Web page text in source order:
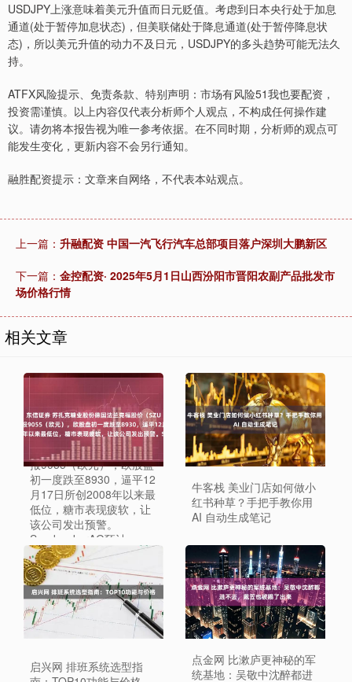
USDJPY上涨意味着美元升值而日元贬值。考虑到日本央行处于加息
通道(处于暂停加息状态)，但美联储处于降息通道(处于暂停降息状
态)，所以美元升值的动力不及日元，USDJPY的多头趋势可能无法久
持。
ATFX风险提示、免责条款、特别声明：市场有风险51我也要配资，
投资需谨慎。以上内容仅代表分析师个人观点，不构成任何操作建
议。请勿将本报告视为唯一参考依据。在不同时期，分析师的观点可
能发生变化，更新内容不会另行通知。
融胜配资提示：文章来自网络，不代表本站观点。
上一篇： 升融配资 中国一汽飞行汽车总部项目落户深圳大鹏新区
下一篇： 金控配资· 2025年5月1日山西汾阳市晋阳农副产品批发市
场价格行情
相关文章
东信证券 苏扎克糖业股份
德国法兰克福股价
（SZUGR）收涨022%，
报9055（欧元），欧股盘
初一度跌至8930，逼平12
月17日所创2008年以来最
低位，糖市表现疲软，让
该公司发出预警。
SuedzuckerAG预计
202627年度营收将略微下
滑，称市场上那些“高度挑
战性的”条件将顽固地
牛客栈 美业门店如何做小
红书种草？手把手教你用
AI 自动生成笔记
启兴网 排班系统选型指
点金网 比漱庐更神秘的军
统基地：吴敬中沈醉都进